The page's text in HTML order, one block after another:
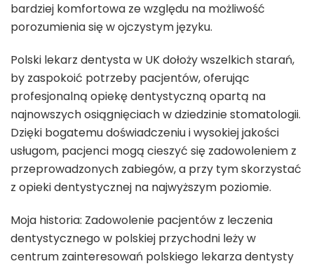
bardziej komfortowa ze względu na możliwość
porozumienia się w ojczystym języku.
Polski lekarz dentysta w UK dołoży wszelkich starań,
by zaspokoić potrzeby pacjentów, oferując
profesjonalną opiekę dentystyczną opartą na
najnowszych osiągnięciach w dziedzinie stomatologii.
Dzięki bogatemu doświadczeniu i wysokiej jakości
usługom, pacjenci mogą cieszyć się zadowoleniem z
przeprowadzonych zabiegów, a przy tym skorzystać
z opieki dentystycznej na najwyższym poziomie.
Moja historia: Zadowolenie pacjentów z leczenia
dentystycznego w polskiej przychodni leży w
centrum zainteresowań polskiego lekarza dentysty